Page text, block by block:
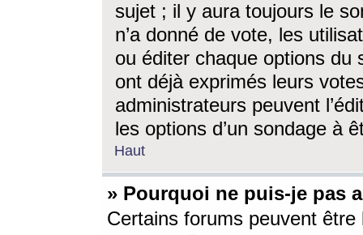
sujet ; il y aura toujours le
n’a donné de vote, les
ou éditer chaque options du
ont déjà exprimés leurs
administrateurs peuvent
les options d’un sondage à
Haut
» Pourquoi ne puis-je pas
Certains forums peuvent être